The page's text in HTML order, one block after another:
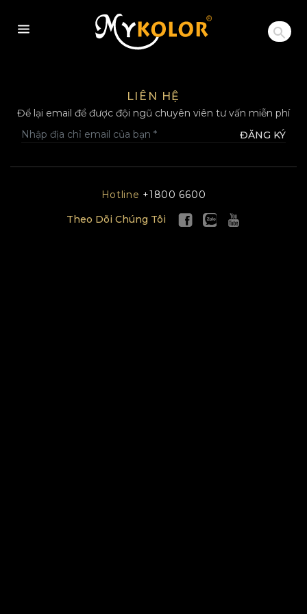
MYKOLOR
LIÊN HỆ
Để lại email để được đội ngũ chuyên viên tư vấn miễn phí
ĐĂNG KÝ
Hotline +1800 6600
Theo Dõi Chúng Tôi